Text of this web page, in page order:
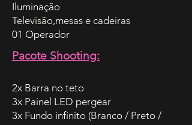
Iluminação
Televisão,mesas e cadeiras
01 Operador
Pacote Shooting:
2x Barra no teto
3x Painel LED pergear
3x Fundo infinito (Branco / Preto /